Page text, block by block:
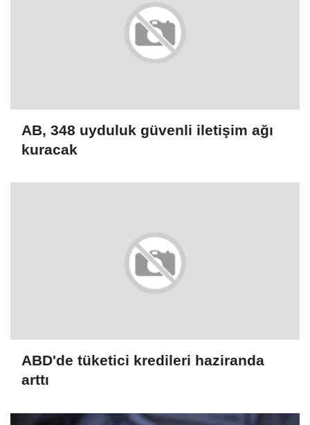
AB, 348 uyduluk güvenli iletişim ağı
kuracak
ABD'de tüketici kredileri haziranda
arttı